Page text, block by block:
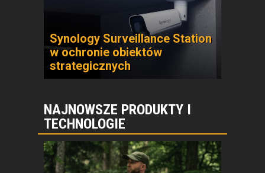
Synology Surveillance Station
w ochronie obiektów
strategicznych
NAJNOWSZE PRODUKTY I
TECHNOLOGIE